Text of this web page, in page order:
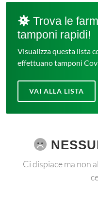
Trova le
tamponi rapidi!
Visualizza questa lista
effettuano tamponi
VAI ALLA LISTA
Ci dispiace ma non